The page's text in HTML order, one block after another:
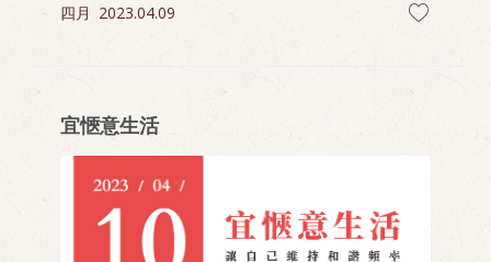
四月 2023.04.09
宜愜意生活